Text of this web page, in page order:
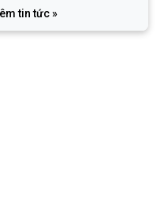
tin tức »